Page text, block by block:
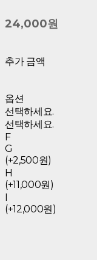
24,000원
추가 금액
옵션
선택하세요.
선택하세요.
F
G
(+2,500원)
H
(+11,000원)
I
(+12,000원)